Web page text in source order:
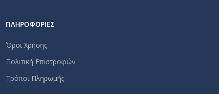
ΠΛΗΡΟΦΟΡΙΕΣ
Όροι Χρήσης
Πολιτική Επιστροφών
Τρόποι Πληρωμής